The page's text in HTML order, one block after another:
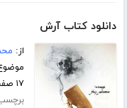
دانلود کتاب آرش
از:
۱۷ صفحه